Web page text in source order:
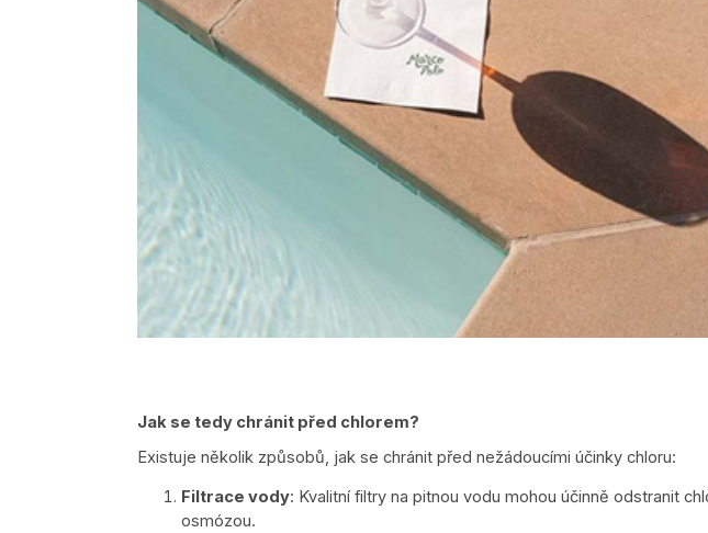
Jak se tedy chránit před chlorem?
Existuje několik způsobů, jak se chránit před nežádoucími účinky chloru:
Filtrace vody: Kvalitní filtry na pitnou vodu mohou účinně odstranit
osmózou.